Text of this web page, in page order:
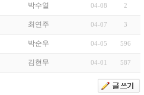
박수열 04-08 2
최연주 04-07 3
박순우 04-05 596
김현무 04-01 587